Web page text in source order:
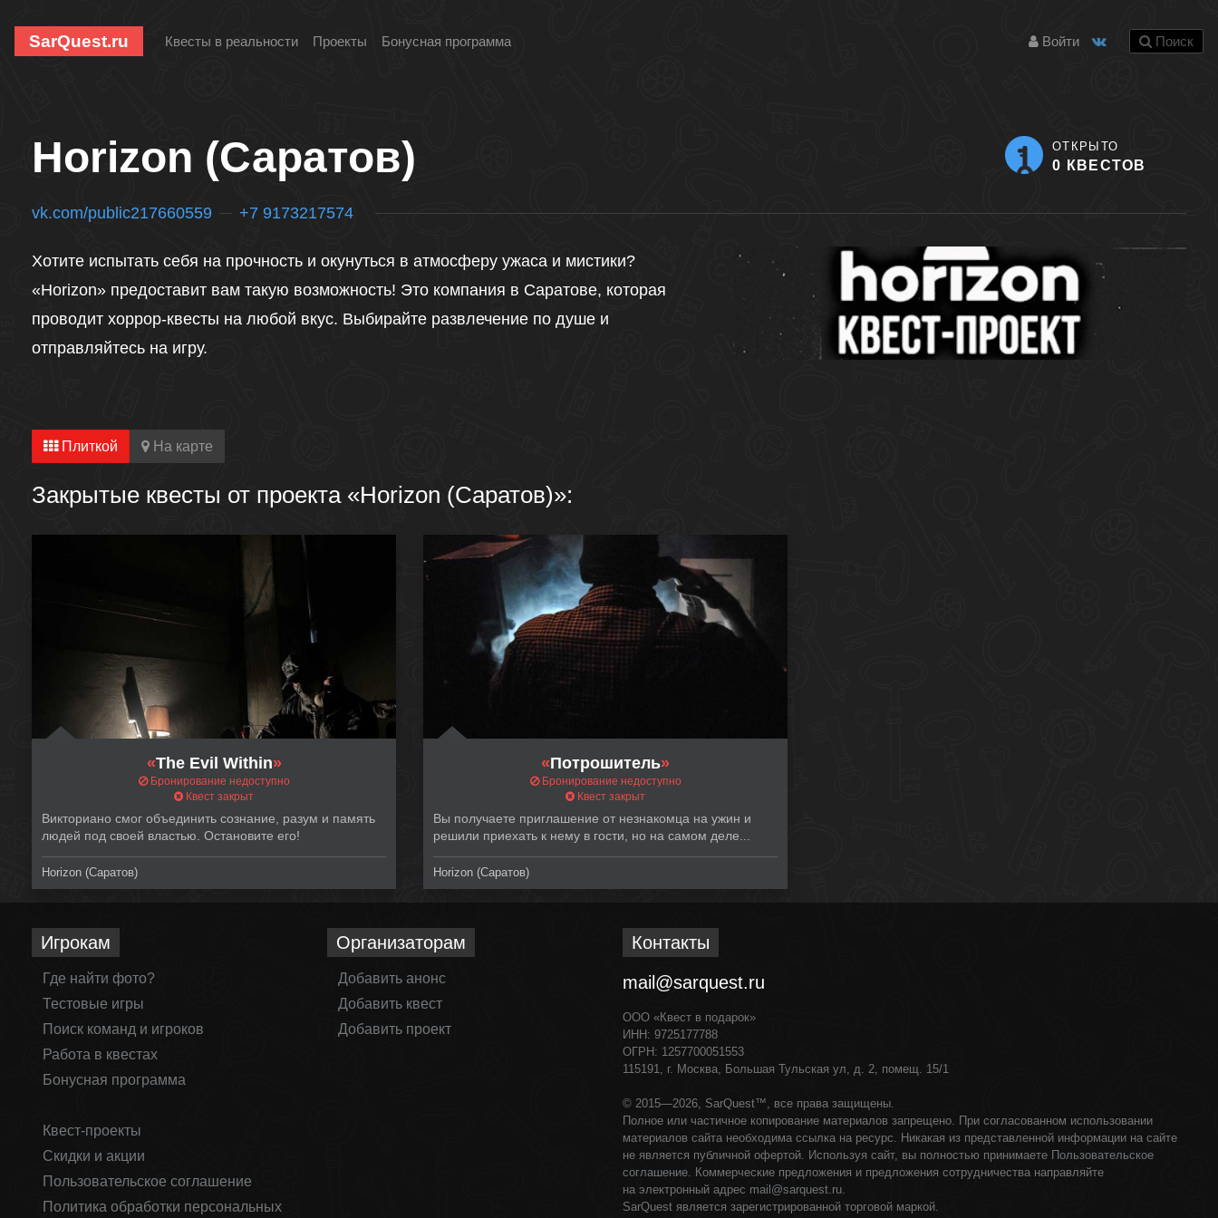
SarQuest.ru Квесты в реальности Проекты Бонусная программа Войти Поиск
Horizon (Саратов) ОТКРЫТО
0 КВЕСТОВ
vk.com/public217660559 +7 9173217574
Хотите испытать себя на прочность и окунуться в атмосферу ужаса и мистики?
«Horizon» предоставит вам такую возможность! Это компания в Саратове, которая
проводит хоррор-квесты на любой вкус. Выбирайте развлечение по душе и
отправляйтесь на игру.
Плиткой На карте
Закрытые квесты от проекта «Horizon (Саратов)»:
«The Evil Within»
Бронирование недоступно
Квест закрыт
Викториано смог объединить сознание, разум и память
людей под своей властью. Остановите его!
Horizon (Саратов)
«Потрошитель»
Бронирование недоступно
Квест закрыт
Вы получаете приглашение от незнакомца на ужин и
решили приехать к нему в гости, но на самом деле...
Horizon (Саратов)
Игрокам
Где найти фото?
Тестовые игры
Поиск команд и игроков
Работа в квестах
Бонусная программа
Квест-проекты
Скидки и акции
Пользовательское соглашение
Политика обработки персональных
Организаторам
Добавить анонс
Добавить квест
Добавить проект
Контакты
mail@sarquest.ru
ООО «Квест в подарок»
ИНН: 9725177788
ОГРН: 1257700051553
115191, г. Москва, Большая Тульская ул, д. 2, помещ. 15/1
© 2015—2026, SarQuest™, все права защищены.
Полное или частичное копирование материалов запрещено. При согласованном использовании
материалов сайта необходима ссылка на ресурс. Никакая из представленной информации на сайте
не является публичной офертой. Используя сайт, вы полностью принимаете Пользовательское
соглашение. Коммерческие предложения и предложения сотрудничества направляйте
на электронный адрес mail@sarquest.ru.
SarQuest является зарегистрированной торговой маркой.